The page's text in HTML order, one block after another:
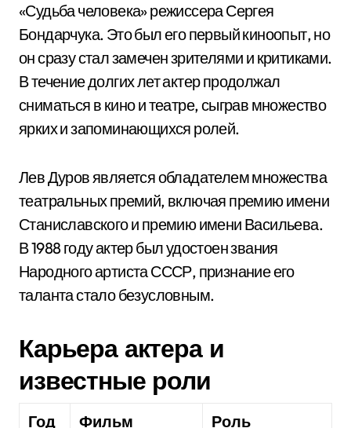
«Судьба человека» режиссера Сергея
Бондарчука. Это был его первый киноопыт, но
он сразу стал замечен зрителями и критиками.
В течение долгих лет актер продолжал
сниматься в кино и театре, сыграв множество
ярких и запоминающихся ролей.
Лев Дуров является обладателем множества
театральных премий, включая премию имени
Станиславского и премию имени Васильева.
В 1988 году актер был удостоен звания
Народного артиста СССР, признание его
таланта стало безусловным.
Карьера актера и
известные роли
Год Фильм Роль